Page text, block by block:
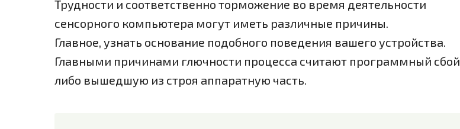
Трудности и соответственно торможение во время деятельности
сенсорного компьютера могут иметь различные причины.
Главное, узнать основание подобного поведения вашего устройства.
Главными причинами глючности процесса считают программный сбой
либо вышедшую из строя аппаратную часть.